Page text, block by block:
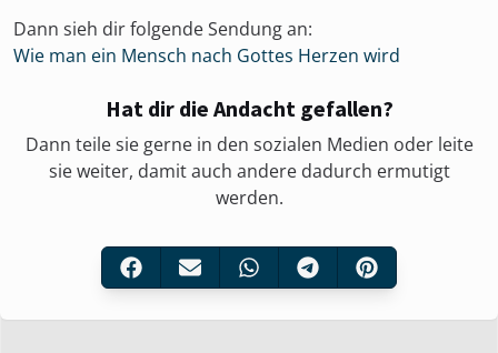
Dann sieh dir folgende Sendung an:
Wie man ein Mensch nach Gottes Herzen wird
Hat dir die Andacht gefallen?
Dann teile sie gerne in den sozialen Medien oder leite
sie weiter, damit auch andere dadurch ermutigt
werden.